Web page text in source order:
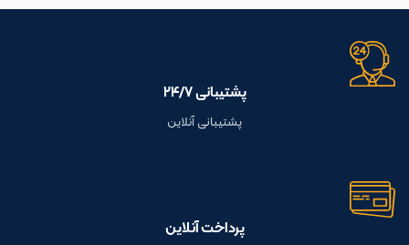
پشتیبانی ۲۴/۷
پشتیبانی آنلاین
پرداخت آنلاین